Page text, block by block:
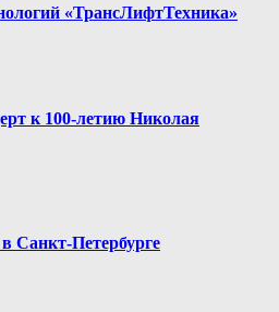
«ТрансЛифтТехника»
к 100-летию Николая
Санкт-Петербурге